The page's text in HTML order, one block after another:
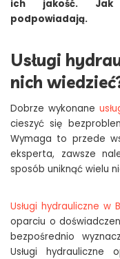
ich jakość. Jak
podpowiadają.
Usługi
nich
Dobrze wykonane
cieszyć się
Wymaga to przede
eksperta, zawsze
sposób uniknąć wielu
Usługi hydrauliczne w
oparciu o
bezpośrednio
Usługi hydrauliczne